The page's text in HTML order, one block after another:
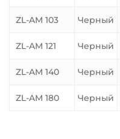
ZL-AM 103 Черный
ZL-AM 121 Черный
ZL-AM 140 Черный
ZL-AM 180 Черный